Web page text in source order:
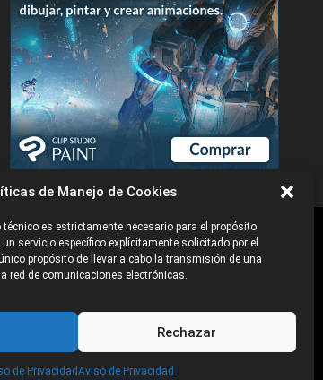
de Manejo de Cookies
es estrictamente necesario para el propósito
servicio específico explícitamente solicitado por el
propósito de llevar a cabo la transmisión de una
red de comunicaciones electrónicas.
Rechazar
de PrivacidadAviso de Privacidad
©2026 Industria Networks